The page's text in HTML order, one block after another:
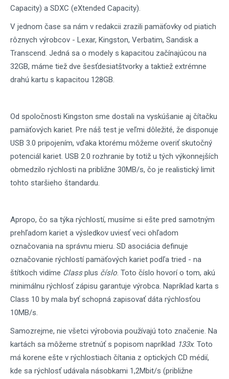
Capacity) a SDXC (eXtended Capacity).
V jednom čase sa nám v redakcii zrazili pamäťovky od piatich
rôznych výrobcov - Lexar, Kingston, Verbatim, Sandisk a
Transcend. Jedná sa o modely s kapacitou začínajúcou na
32GB, máme tiež dve šesťdesiatštvorky a taktiež extrémne
drahú kartu s kapacitou 128GB.
Od spoločnosti Kingston sme dostali na vyskúšanie aj čítačku
pamäťových kariet. Pre náš test je veľmi dôležité, že disponuje
USB 3.0 pripojením, vďaka ktorému môžeme overiť skutočný
potenciál kariet. USB 2.0 rozhranie by totiž u tých výkonnejších
obmedzilo rýchlosti na približne 30MB/s, čo je realistický limit
tohto staršieho štandardu.
Apropo, čo sa týka rýchlostí, musíme si ešte pred samotným
prehľadom kariet a výsledkov uviesť veci ohľadom
označovania na správnu mieru. SD asociácia definuje
označovanie rýchlostí pamäťových kariet podľa tried - na
štítkoch vidíme Classplus číslo. Toto číslo hovorí o tom, akú
minimálnu rýchlosť zápisu garantuje výrobca. Napríklad karta s
Class 10 by mala byť schopná zapisovať dáta rýchlosťou
10MB/s.
Samozrejme, nie všetci výrobovia používajú toto značenie. Na
kartách sa môžeme stretnúť s popisom napríklad 133x. Toto
má korene ešte v rýchlostiach čítania z optických CD médií,
kde sa rýchlosť udávala násobkami 1,2Mbit/s (približne